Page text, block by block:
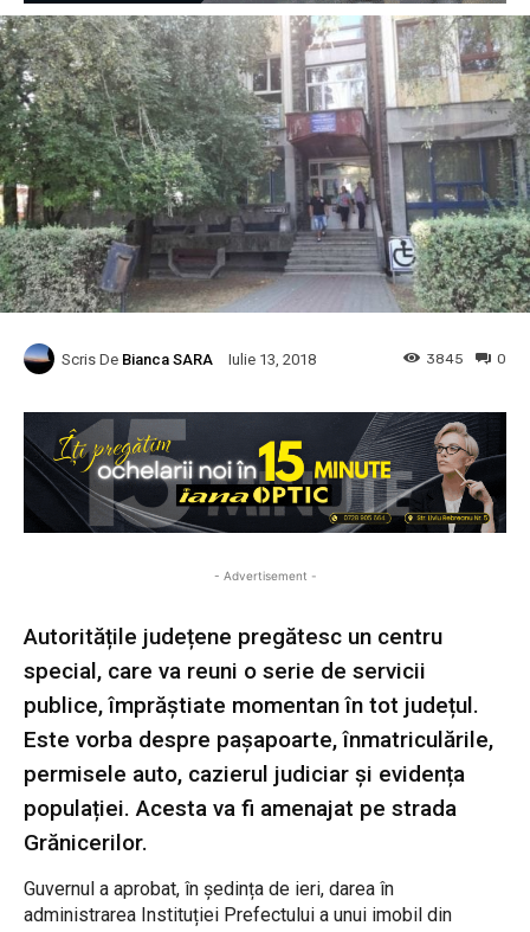
Scris De Bianca SARA Iulie 13, 2018 0
3845
- Advertisement -
Autoritățile județene pregătesc un centru
special, care va reuni o serie de servicii
publice, împrăștiate momentan în tot județul.
Este vorba despre pașapoarte, înmatriculările,
permisele auto, cazierul judiciar și evidența
populației. Acesta va fi amenajat pe strada
Grănicerilor.
Guvernul a aprobat, în ședința de ieri, darea în
administrarea Instituției Prefectului a unui imobil din